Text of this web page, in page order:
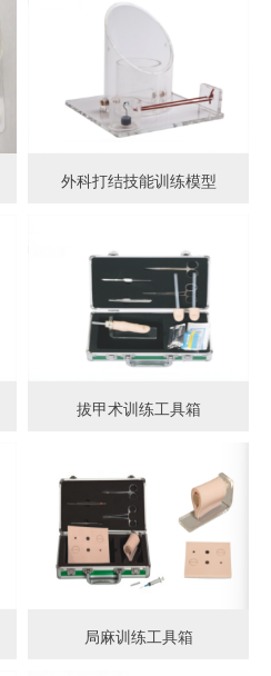
外科打结技能训练模型
拔甲术训练工具箱
局麻训练工具箱